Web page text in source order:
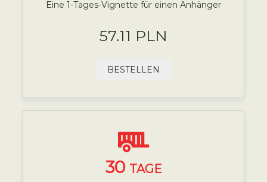
Eine 1-Tages-Vignette für einen Anhänger
57.11 PLN
BESTELLEN
30 TAGE